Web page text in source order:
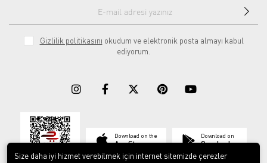
Gizlilik politikasını okudum ve elektronik posta almayı kabul
ediyorum.
Download on the
App Store
Download on
Google play
Size daha iyi hizmet verebilmek için internet sitemizde çerezler